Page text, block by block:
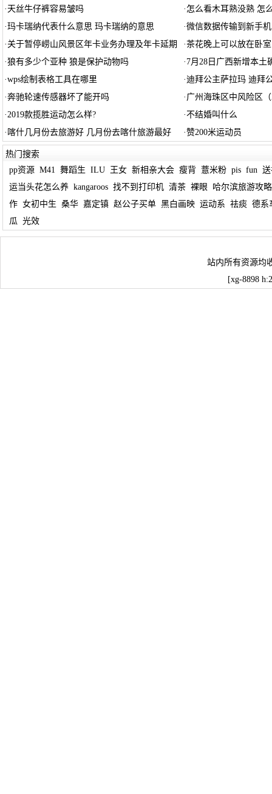
· 天丝牛仔裤容易皱吗 · 怎么看木耳熟没熟 怎
·玛卡瑞纳代表什么意思 玛卡瑞纳的意思 ·微信数据传输到新手机
· 关于暂停崂山风景区年卡业务办理及年卡延期 ·茶花晚上可以放在卧
·狼有多少个亚种 狼是保护动物吗 · 7月28日广西新增本土
·wps绘制表格工具在哪里 ·迪拜公主萨拉玛 迪拜
·奔驰轮速传感器坏了能开吗 · 广州海珠区中风险区
·2019款揽胜运动怎么样? ·不结婚叫什么
· 喀什几月份去旅游好 几月份去喀什旅游最好 ·赞200米运动员
热门搜索
pp资源 M41 舞蹈生 ILU 王女 新相亲大会 瘦背 薏米粉 pis fun
运当头花怎么养 kangaroos 找不到打印机 清茶 裸眼
哈尔滨旅游攻略
作 女初中生 桑华 嘉定镇 赵公子买单 黑白画映 运动系 祛痰 德系
瓜 光效
站内所有资源均
[xg-8898